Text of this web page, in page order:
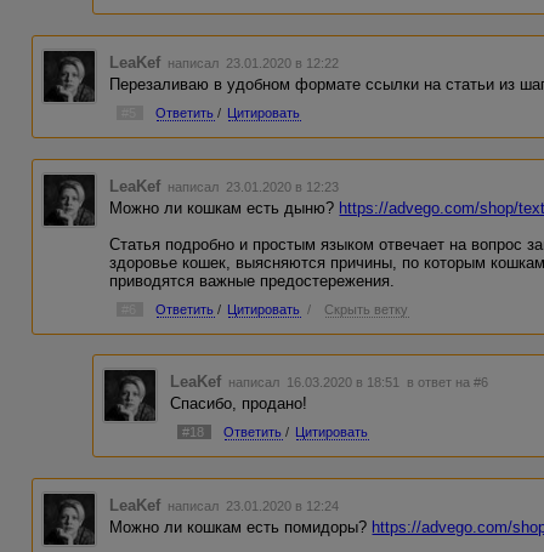
LeaKef написал 23.01.2020 в 12:22
Перезаливаю в удобном формате ссылки на статьи из
Ответить / Цитировать
LeaKef написал 23.01.2020 в 12:23
Можно ли кошкам есть дыню? https://advego.com/shop/
Статья подробно и простым языком отвечает на вопрос
здоровье кошек, выясняются причины, по которым
приводятся важные предостережения.
Ответить / Цитировать / Скрыть ветку
LeaKef написал 16.03.2020 в 18:51 в ответ на #6
Спасибо, продано!
#18 Ответить / Цитировать
LeaKef написал 23.01.2020 в 12:24
Можно ли кошкам есть помидоры? https://advego.com/